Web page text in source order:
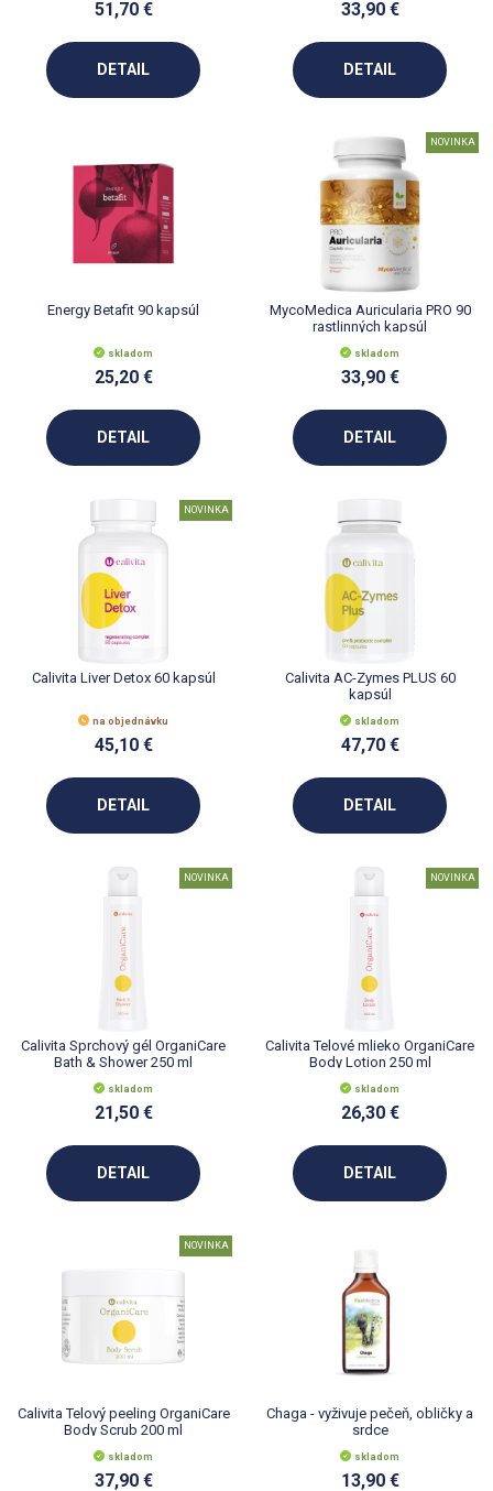
51,70 €
DETAIL
33,90 €
DETAIL
Energy Betafit 90 kapsúl
skladom
25,20 €
DETAIL
NOVINKA
MycoMedica Auricularia PRO 90
rastlinných kapsúl
skladom
33,90 €
DETAIL
NOVINKA
Calivita Liver Detox 60 kapsúl
na objednávku
45,10 €
DETAIL
Calivita AC-Zymes PLUS 60
kapsúl
skladom
47,70 €
DETAIL
NOVINKA
Calivita Sprchový gél OrganiCare
Bath & Shower 250 ml
skladom
21,50 €
DETAIL
NOVINKA
Calivita Telové mlieko OrganiCare
Body Lotion 250 ml
skladom
26,30 €
DETAIL
NOVINKA
Calivita Telový peeling OrganiCare
Body Scrub 200 ml
skladom
37,90 €
Chaga - vyživuje pečeň, obličky a
srdce
skladom
13,90 €